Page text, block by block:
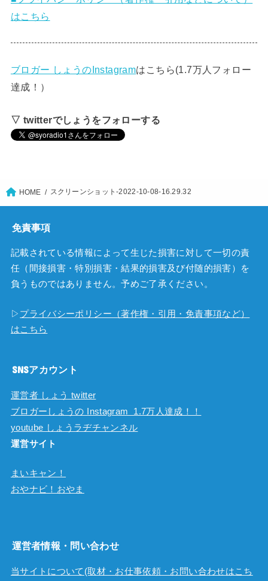
はこちら
ブロガー しょうのInstagramはこちら(1.7万人フォロー
達成！）
▽ twitterでしょうをフォローする
HOME スクリーンショット-2022-10-08-16.29.32
免責事項
記載されている情報によって生じた損害に対して一切の責
任（間接損害・特別損害・結果的損害及び付随的損害）を
負うものではありません。予めご了承ください。
▷ プライバシーポリシー（著作権・引用・免責事項など）
はこちら
SNSアカウント
運営者 しょう twitter
ブロガーしょうの Instagram 1.7万人達成！！
youtube しょうラヂチャンネル
運営サイト
まいキャン！
おやナビ！おやま
運営者情報・問い合わせ
当サイトについて(取材・お仕事依頼・お問い合わせはこち